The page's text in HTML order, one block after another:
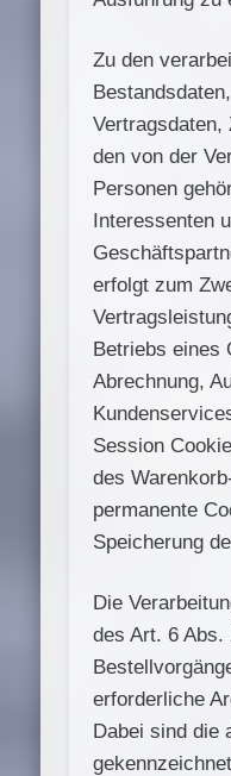
Zu den
Vertragsdaten,
den von der
Personen
Interessenten
erfolgt zum
Betriebs eines
Abrechnung,
Session
des
permanente
Speicherung
Die
des Art. 6
erforderliche
Dabei sind die